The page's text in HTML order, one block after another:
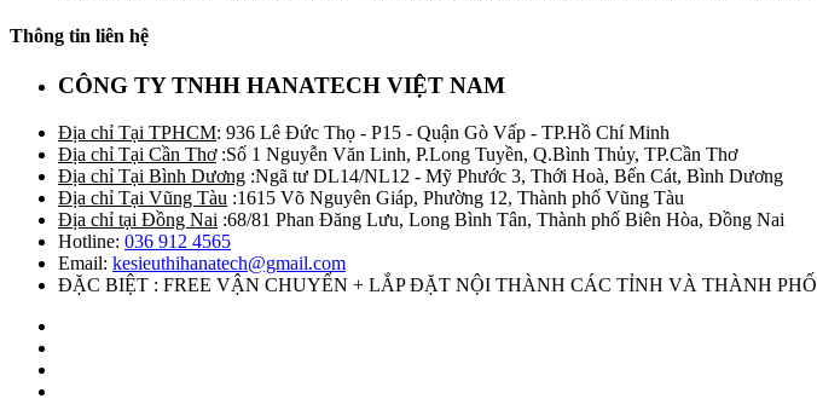
Thông tin liên hệ
CÔNG TY TNHH HANATECH VIỆT NAM
Địa chỉ Tại TPHCM: 936 Lê Đức Thọ - P15 - Quận Gò Vấp - TP.Hồ Chí Minh
Địa chỉ Tại Cần Thơ:Số 1 Nguyễn Văn Linh, P.Long Tuyền, Q.Bình Thủy, TP.Cần Thơ
Địa chỉ Tại Bình Dương :Ngã tư DL14/NL12 - Mỹ Phước 3, Thới Hoà, Bến Cát, Bình Dương
Địa chỉ Tại Vũng Tàu :1615 Võ Nguyên Giáp, Phường 12, Thành phố Vũng Tàu
Địa chỉ tại Đồng Nai :68/81 Phan Đăng Lưu, Long Bình Tân, Thành phố Biên Hòa, Đồng Nai
Hotline: 036 912 4565
Email: kesieuthihanatech@gmail.com
ĐẶC BIỆT : FREE VẬN CHUYỂN + LẮP ĐẶT NỘI THÀNH CÁC TỈNH VÀ THÀNH PHỐ